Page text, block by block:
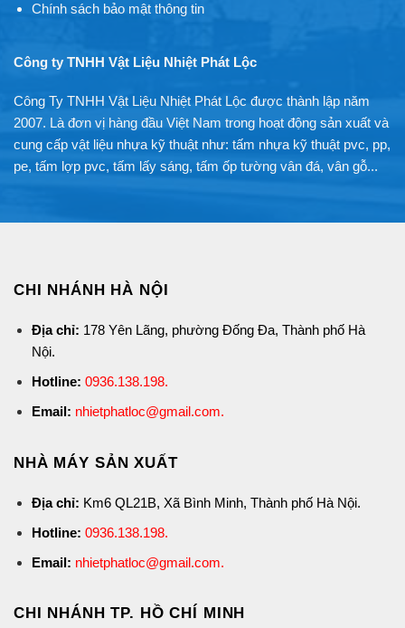
Chính sách bảo mật thông tin
Công ty TNHH Vật Liệu Nhiệt Phát Lộc
Công Ty TNHH Vật Liệu Nhiệt Phát Lộc được thành lập năm
2007. Là đơn vị hàng đầu Việt Nam trong hoạt động sản xuất và
cung cấp vật liệu nhựa kỹ thuật như: tấm nhựa kỹ thuật pvc, pp,
pe, tấm lợp pvc, tấm lấy sáng, tấm ốp tường vân đá, vân gỗ...
CHI NHÁNH HÀ NỘI
Địa chỉ: 178 Yên Lãng, phường Đống Đa, Thành phố Hà
Nội.
Hotline: 0936.138.198.
Email: nhietphatloc@gmail.com.
NHÀ MÁY SẢN XUẤT
Địa chỉ: Km6 QL21B, Xã Bình Minh, Thành phố Hà Nội.
Hotline: 0936.138.198.
Email: nhietphatloc@gmail.com.
CHI NHÁNH TP. HỒ CHÍ MINH